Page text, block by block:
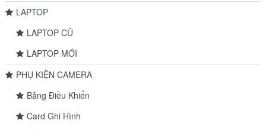
LAPTOP
LAPTOP CŨ
LAPTOP MỚI
PHỤ KIỆN CAMERA
Bảng Điều Khiển
Card Ghi Hình